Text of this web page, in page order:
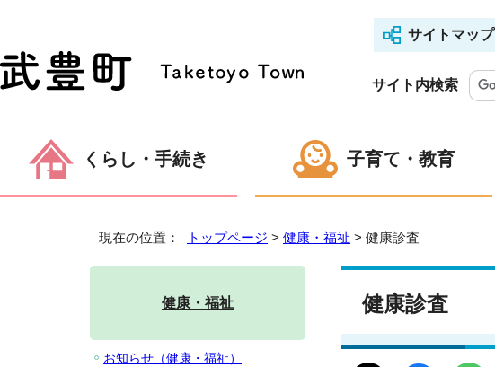
サイトマップ
サイト内検索
くらし・手続き 子育て・教育
現在の位置： トップページ > 健康・福祉 > 健康診査
健康診査
健康・福祉
お知らせ（健康・福祉）